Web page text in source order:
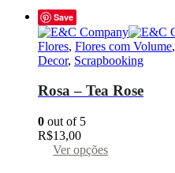
Save
Flores, Flores com Volume,
Decor, Scrapbooking
Rosa – Tea Rose
0 out of 5
R$13,00
Ver opções